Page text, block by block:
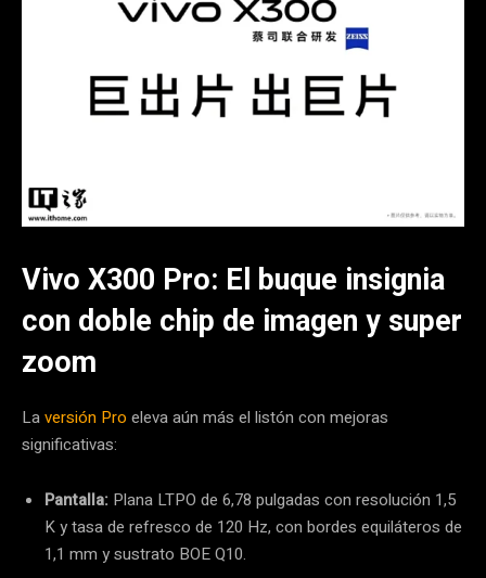
Vivo X300 Pro: El buque insignia
con doble chip de imagen y super
zoom
Laversión Pro eleva aún más el listón con mejoras
significativas:
Pantalla: Plana LTPO de 6,78 pulgadas con resolución 1,5
K y tasa de refresco de 120 Hz, con bordes equiláteros de
1,1 mm y sustrato BOE Q10.